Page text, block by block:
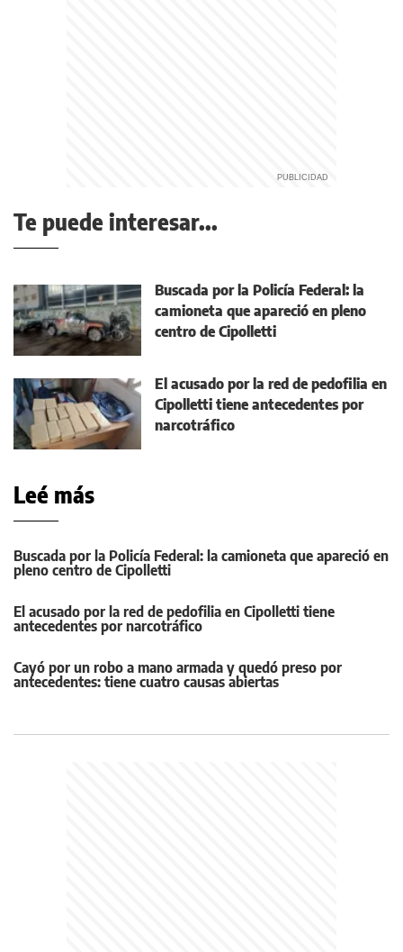
Te puede interesar...
Buscada por la Policía Federal: la
camioneta que apareció en pleno
centro de Cipolletti
El acusado por la red de pedofilia en
Cipolletti tiene antecedentes por
narcotráfico
Leé más
Buscada por la Policía Federal: la camioneta que apareció en
pleno centro de Cipolletti
El acusado por la red de pedofilia en Cipolletti tiene
antecedentes por narcotráfico
Cayó por un robo a mano armada y quedó preso por
antecedentes: tiene cuatro causas abiertas